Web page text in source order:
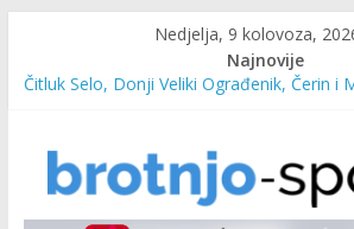
Nedjelja, 9 kolovoza,
Najnovije
Čitluk Selo, Donji Veliki Ograđenik, Čerin i
Marin Čilić napredovao na ATP ljestvici
Poznati polufinalisti MNL MZ općine
Predsjednica Vlade Marija Buhač, ministar